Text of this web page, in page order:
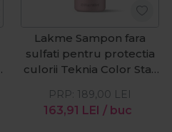
Lakme Sampon fara
sulfati pentru protectia
culorii Teknia Color Stay
163,91 LEI / buc
PRP: 189,00 LEI